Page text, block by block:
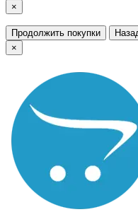
×
Продолжить покупки
×